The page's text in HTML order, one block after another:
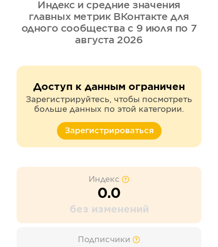
Индекс и средние значения
главных метрик ВКонтакте для
одного сообщества с 9 июля по 7
августа 2026
Доступ к данным ограничен
Зарегистрируйтесь, чтобы посмотреть
больше данных по этой категории.
Зарегистрироваться
Индекс
0.0
без изменений
Подписчики